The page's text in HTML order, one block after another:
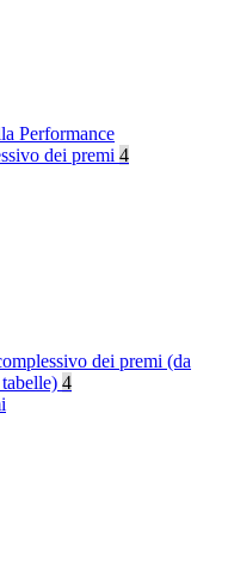
Performance
dei premi 4
dei premi (da
4